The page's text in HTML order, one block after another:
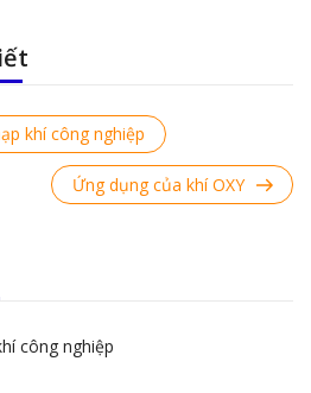
khí công nghiệp
Next
Post
Ứng dụng của khí OXY
công nghiệp